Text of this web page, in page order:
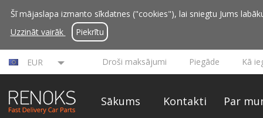
Šī mājaslapa izmanto sīkdatnes ("cookies"), lai sniegtu Jums
Uzzināt vairāk
Piekrītu
EUR Droši maksājumi Piegāde Kā
Sākums Kontakti Par